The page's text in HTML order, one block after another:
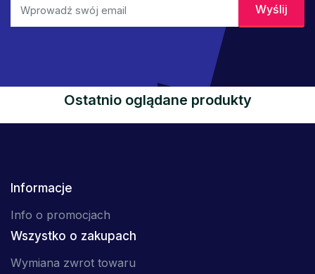
Ostatnio oglądane produkty
Informacje
Info o promocjach
Wszystko o zakupach
Wymiana zwrot towaru